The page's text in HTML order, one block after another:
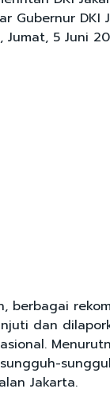
Gubernur DKI
Jumat, 5 Juni
berbagai
dan
Jakarta.